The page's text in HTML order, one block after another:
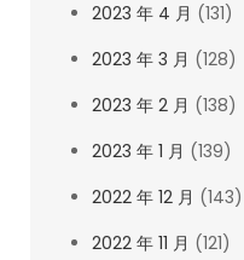
2023 年 4 月 (131)
2023 年 3 月 (128)
2023 年 2 月 (138)
2023 年 1 月 (139)
2022 年 12 月 (143)
2022 年 11 月 (121)